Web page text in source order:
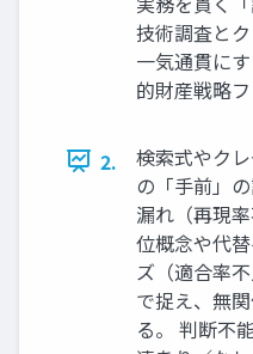
技術調査と
一気通貫に
的財産戦略
2.
検索式やク
の「手前」
漏れ（再現
位概念や代
ズ（適合率
で捉え、無
る。 判断不